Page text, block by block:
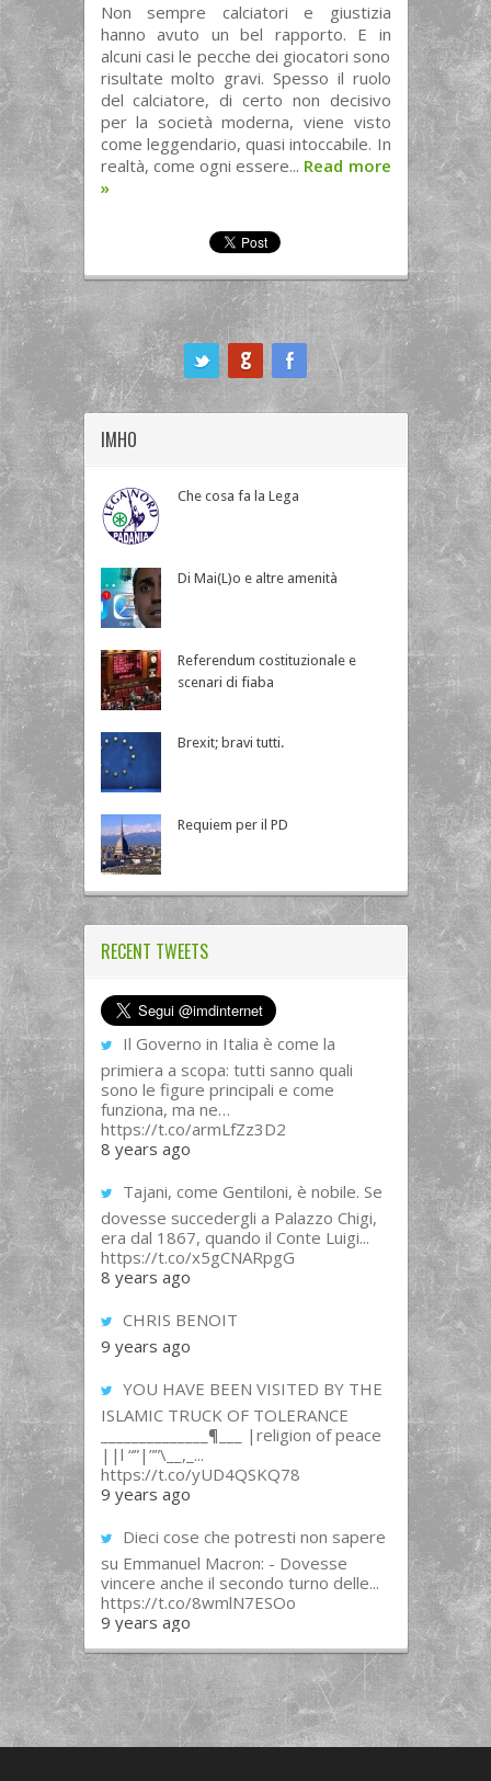
Non sempre calciatori e giustizia
hanno avuto un bel rapporto. E in
alcuni casi le pecche dei giocatori sono
risultate molto gravi. Spesso il ruolo
del calciatore, di certo non decisivo
per la società moderna, viene visto
come leggendario, quasi intoccabile. In
realtà, come ogni essere... Read more
»
IMHO
Che cosa fa la Lega
Di Mai(L)o e altre amenità
Referendum costituzionale e
scenari di fiaba
Brexit; bravi tutti.
Requiem per il PD
RECENT TWEETS
Il Governo in Italia è come la
primiera a scopa: tutti sanno quali
sono le figure principali e come
funziona, ma ne…
https://t.co/armLfZz3D2
8 years ago
Tajani, come Gentiloni, è nobile. Se
dovesse succedergli a Palazzo Chigi,
era dal 1867, quando il Conte Luigi...
https://t.co/x5gCNARpgG
8 years ago
CHRIS BENOIT
9 years ago
YOU HAVE BEEN VISITED BY THE
ISLAMIC TRUCK OF TOLERANCE
______________¶___ |religion of peace
||l “”|””\__,_...
https://t.co/yUD4QSKQ78
9 years ago
Dieci cose che potresti non sapere
su Emmanuel Macron: - Dovesse
vincere anche il secondo turno delle...
https://t.co/8wmlN7ESOo
9 years ago